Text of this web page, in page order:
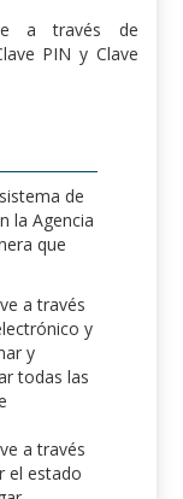
a través de
PIN y Clave
de
la Agencia
que
a través
y
y
todas las
a través
el estado